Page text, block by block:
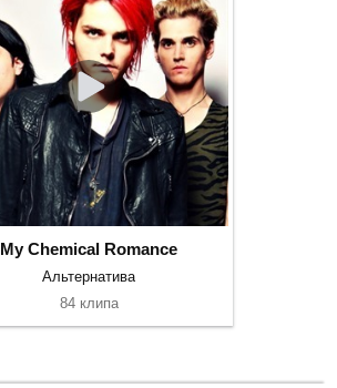
My Chemical Romance
Альтернатива
84 клипа